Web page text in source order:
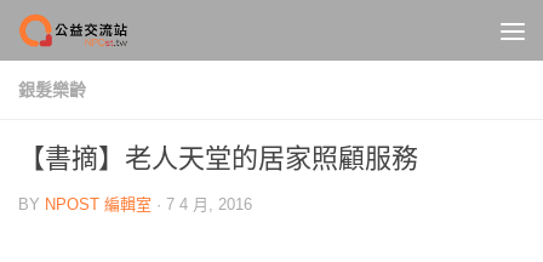
Skip to content
銀髮樂齡
【書摘】老人天堂的居家照顧服務
BY NPOST 編輯室 · 7 4 月, 2016